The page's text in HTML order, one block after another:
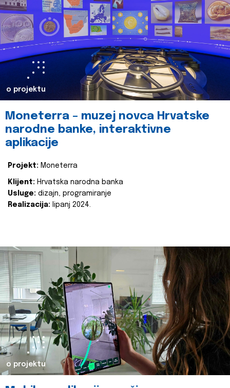
o projektu
Moneterra – muzej novca Hrvatske
narodne banke, interaktivne
aplikacije
Projekt: Moneterra
Klijent: Hrvatska narodna banka
Usluge: dizajn, programiranje
Realizacija: lipanj 2024.
o projektu